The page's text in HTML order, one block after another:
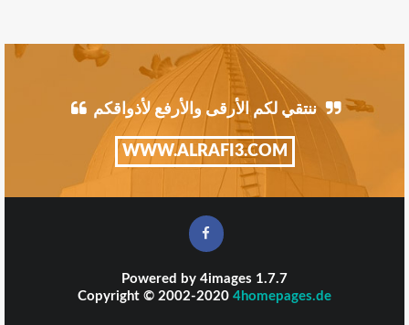
ننتقي لكم الأرقى والأرفع لأذواقكم
WWW.ALRAFI3.COM
Powered by 4images 1.7.7
Copyright © 2002-2020 4homepages.de